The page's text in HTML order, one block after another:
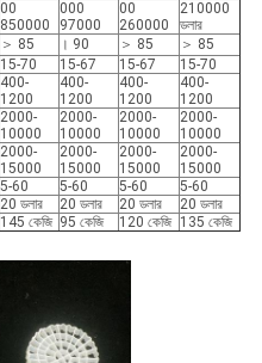
00
850000
000
97000
00
260000
210000
ডলার
＞ 85 । 90 ＞ 85
＞ 85
15-70 15-67 15-67
15-70
400-
1200
400-
1200
400-
1200
400-
1200
2000-
10000
2000-
10000
2000-
10000
2000-
10000
2000-
15000
2000-
15000
2000-
15000
2000-
15000
5-60 5-60 5-60
5-60
20 ডলার 20 ডলার 20 ডলার
20 ডলার
145 কেজি 95 কেজি 120 কেজি 135 কেজি